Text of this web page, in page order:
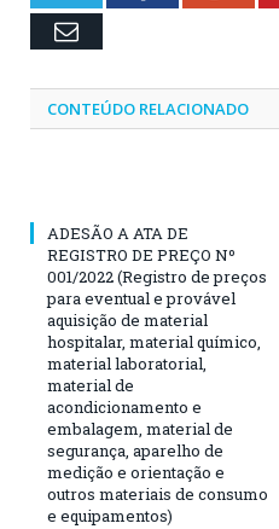
Email
CONTEÚDO RELACIONADO
ADESÃO A ATA DE
REGISTRO DE PREÇO Nº
001/2022 (Registro de preços
para eventual e provável
aquisição de material
hospitalar, material químico,
material laboratorial,
material de
acondicionamento e
embalagem, material de
segurança, aparelho de
medição e orientação e
outros materiais de consumo
e equipamentos)